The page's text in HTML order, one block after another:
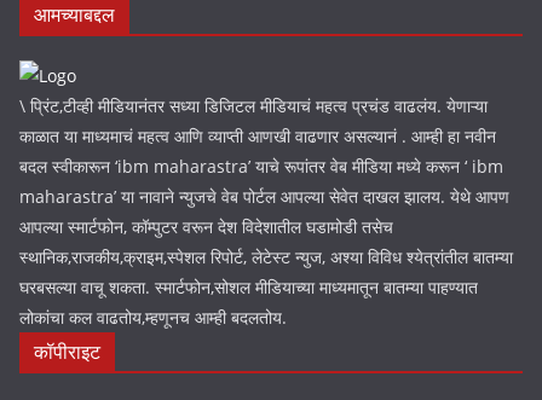
आमच्याबद्दल
\ प्रिंट,टीव्ही मीडियानंतर सध्या डिजिटल मीडियाचं महत्व प्रचंड वाढलंय. येणाऱ्या
काळात या माध्यमाचं महत्व आणि व्याप्ती आणखी वाढणार असल्यानं . आम्ही हा नवीन
बदल स्वीकारून ‘ibm maharastra’ याचे रूपांतर वेब मीडिया मध्ये करून ‘ ibm
maharastra’ या नावाने न्युजचे वेब पोर्टल आपल्या सेवेत दाखल झालय. येथे आपण
आपल्या स्मार्टफोन, कॉम्पुटर वरून देश विदेशातील घडामोडी तसेच
स्थानिक,राजकीय,क्राइम,स्पेशल रिपोर्ट, लेटेस्ट न्युज, अश्या विविध श्येत्रांतील बातम्या
घरबसल्या वाचू शकता. स्मार्टफोन,सोशल मीडियाच्या माध्यमातून बातम्या पाहण्यात
लोकांचा कल वाढतोय,म्हणूनच आम्ही बदलतोय.
कॉपीराइट